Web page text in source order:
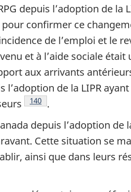
depuis l’adoption de la
pour confirmer ce
de l’emploi et le
et à l’aide sociale
aux arrivants
de la LIPR
Notes de bas de page
140 .
depuis l’adoption de
Cette situation se
ainsi que dans leurs